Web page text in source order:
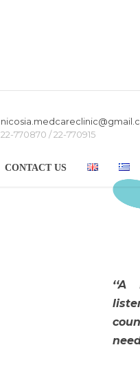
22-770870 / 22-770915
CONTACT US